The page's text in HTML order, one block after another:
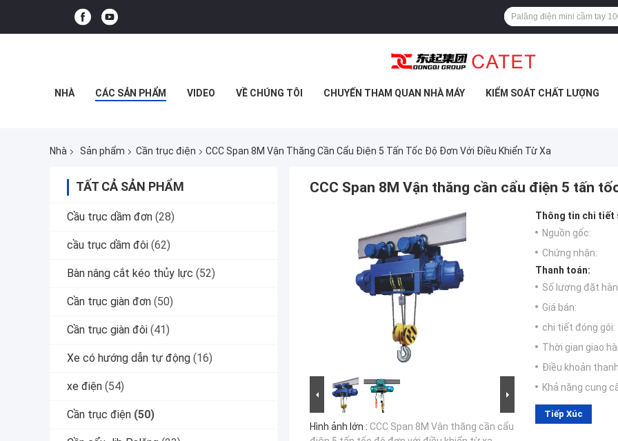
NHÀ CÁC SẢN PHẨM VIDEO VỀ CHÚNG TÔI CHUYẾN THAM QUAN NHÀ MÁY KIỂM SOÁT CHẤT LƯỢNG
Nhà Sản phẩm Cần trục điện CCC Span 8M Vận Thăng Cần Cẩu Điện 5 Tấn Tốc Độ Đơn Với Điều Khiển Từ Xa
TẤT CẢ SẢN PHẨM
Cầu trục dầm đơn (28)
cầu trục dầm đôi (62)
Bàn nâng cắt kéo thủy lực (52)
Cần trục giàn đơn (50)
Cần trục giàn đôi (41)
Xe có hướng dẫn tự động (16)
xe điện (54)
Cần trục điện (50)
CCC Span 8M Vận thăng cần cẩu điện 5 tấn
Hình ảnh lớn : CCC Span 8M Vận thăng cần cẩu
Thông tin chi tiết
Nguồn gốc:
Chứng nhận:
Thanh toán:
Số lượng đặt
Giá bán:
chi tiết đóng gói:
Thời gian giao
Điều khoản
Khả năng cung
Tiếp Xúc